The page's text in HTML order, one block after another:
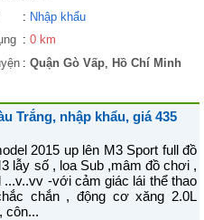
: Nhập khẩu
: 0 km
: Quận Gò Vấp, Hồ Chí Minh
Trắng, nhập khẩu, giá 435
2015 up lên M3 Sport full đồ
lẫy số , loa Sub ,mâm đồ chơi ,
...v..vv -với cảm giác lái thể thao
chắn , động cơ xăng 2.0L
côn...